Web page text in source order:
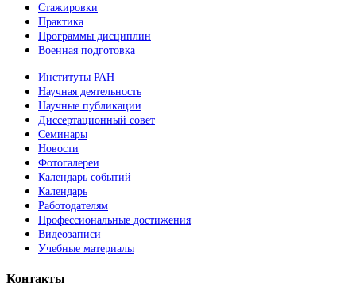
Стажировки
Практика
Программы дисциплин
Военная подготовка
Институты РАН
Научная деятельность
Научные публикации
Диссертационный совет
Семинары
Новости
Фотогалереи
Календарь событий
Календарь
Работодателям
Профессиональные достижения
Видеозаписи
Учебные материалы
Контакты